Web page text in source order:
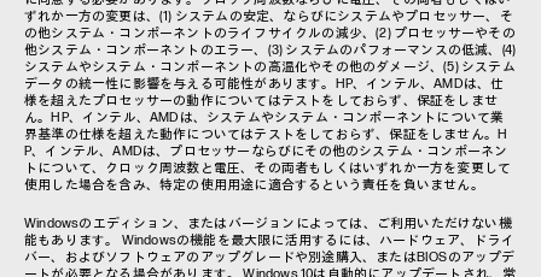
ずれか一方の変更は、(1) システムの安定、ならびにシステムやプロセッサー、そ
の他システム・コンポーネントのライフサイクルの減少、(2) プロセッサーやその
他システム・コンポーネントのエラー、(3) システムのパフォーマンスの低減、(4)
システムやシステム・コンポーネントの高温化やその他のダメージ、(5) システム
データの統一性に影響を与える可能性があります。HP、インテル、AMDは、仕
様を超えたプロセッサーの動作についてはテストをしておらず、保証をしませ
ん。HP、インテル、AMDは、システムやシステム・コンポーネントについて業
界基準の仕様を超えた動作についてはテストをしておらず、保証をしません。H
P、インテル、AMDは、プロセッサーならびにその他のシステム・コンポーネン
トについて、クロック周波数と電圧、その両者もしくはいずれか一方を変更して
使用した場合を含み、特定の使用用途に適合するという責任を負いません。
Windowsのエディション、またはバージョンによっては、ご利用いただけない機
能もあります。 Windowsの機能を最大限に活用するには、ハードウェア、ドライ
バー、およびソフトウェアのアップグレードや別途購入、またはBIOSのアップデ